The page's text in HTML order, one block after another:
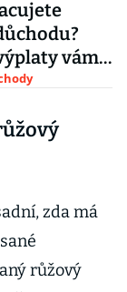
vám
zbýt víc
musíte
zda má
růžový